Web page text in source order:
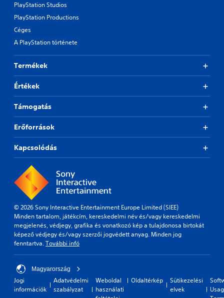
PlayStation Studios
PlayStation Productions
Céges
A PlayStation története
Termékek
Értékek
Támogatás
Erőforrások
Kapcsolódás
© 2026 Sony Interactive Entertainment Europe Limited (SIEE)
Minden tartalom, játékcím, kereskedelmi név és/vagy kereskedelmi
megjelenés, védjegy, grafika és vonatkozó kép a tulajdonosa birtokát
képező védjegy és/vagy szerzői jogvédett anyag. Minden jog
fenntartva.További infó
Magyarország
Jogi
információk
Adatvédelmi
szabályzat
Weboldal
használati
Oldaltérkép
Sütikezelési
elvek